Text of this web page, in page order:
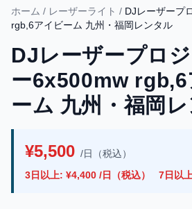
ホーム / レーザーライト / DJレーザープ
rgb,6アイビーム 九州・福岡レンタル
DJレーザープロ
ー6x500mw
ーム 九州・福岡
¥5,500 /日（税込）
3日以上: ¥4,400 /日（税込）
7日以